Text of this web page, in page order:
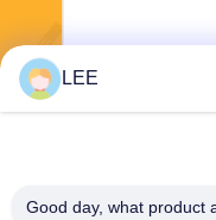
LEE
Good day, what product